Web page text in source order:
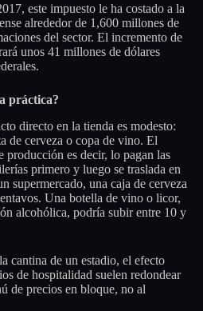
este impuesto le ha costado a la
alrededor de 1,600 millones de
del sector. El incremento de
unos 41 millones de dólares
práctica?
directo en la tienda es modesto:
de cerveza o copa de vino. El
producción es decir, lo pagan las
primero y luego se traslada en
supermercado, una caja de cerveza
Una botella de vino o licor,
alcohólica, podría subir entre 10 y
cantina de un estadio, el efecto
de hospitalidad suelen redondear
de precios en bloque, no al